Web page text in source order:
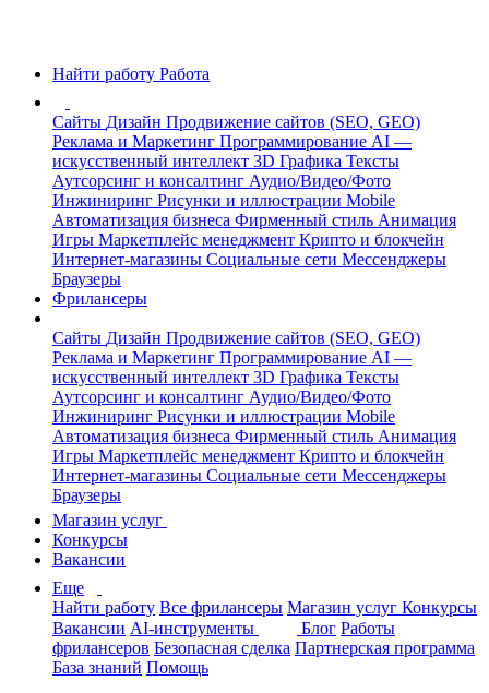
Найти работу Работа
Сайты Дизайн Продвижение сайтов (SEO, GEO)
Реклама и Маркетинг Программирование AI —
искусственный интеллект 3D Графика Тексты
Аутсорсинг и консалтинг Аудио/Видео/Фото
Инжиниринг Рисунки и иллюстрации Mobile
Автоматизация бизнеса Фирменный стиль Анимация
Игры Маркетплейс менеджмент Крипто и блокчейн
Интернет-магазины Социальные сети Мессенджеры
Браузеры
Фрилансеры
Сайты Дизайн Продвижение сайтов (SEO, GEO)
Реклама и Маркетинг Программирование AI —
искусственный интеллект 3D Графика Тексты
Аутсорсинг и консалтинг Аудио/Видео/Фото
Инжиниринг Рисунки и иллюстрации Mobile
Автоматизация бизнеса Фирменный стиль Анимация
Игры Маркетплейс менеджмент Крипто и блокчейн
Интернет-магазины Социальные сети Мессенджеры
Браузеры
Магазин услуг
Конкурсы
Вакансии
Еще
Найти работу Все фрилансеры Магазин услуг Конкурсы
Вакансии AI-инструменты Блог Работы
фрилансеров Безопасная сделка Партнерская программа
База знаний Помощь